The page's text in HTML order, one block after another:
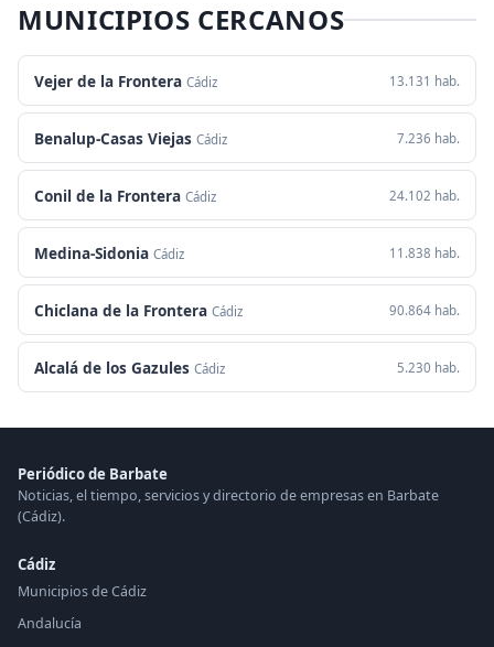
MUNICIPIOS CERCANOS
Vejer de la Frontera Cádiz 13.131 hab.
Benalup-Casas Viejas Cádiz 7.236 hab.
Conil de la Frontera Cádiz 24.102 hab.
Medina-Sidonia Cádiz 11.838 hab.
Chiclana de la Frontera Cádiz 90.864 hab.
Alcalá de los Gazules Cádiz 5.230 hab.
Periódico de Barbate
Noticias, el tiempo, servicios y directorio de empresas en Barbate
(Cádiz).
Cádiz
Municipios de Cádiz
Andalucía